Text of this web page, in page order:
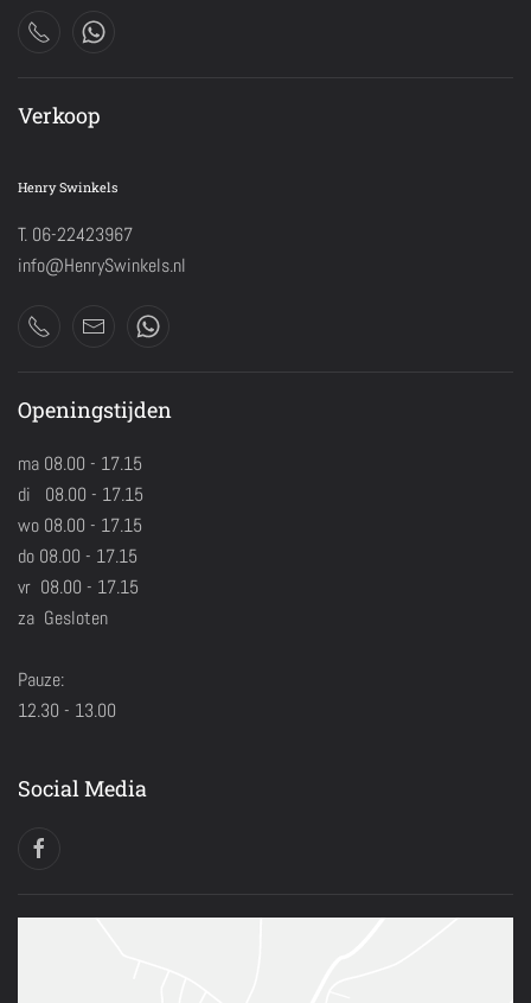
Verkoop
Henry Swinkels
T. 06-22423967
info@HenrySwinkels.nl
Openingstijden
ma 08.00 - 17.15
di 08.00 - 17.15
wo 08.00 - 17.15
do 08.00 - 17.15
vr 08.00 - 17.15
za Gesloten
Pauze:
12.30 - 13.00
Social Media